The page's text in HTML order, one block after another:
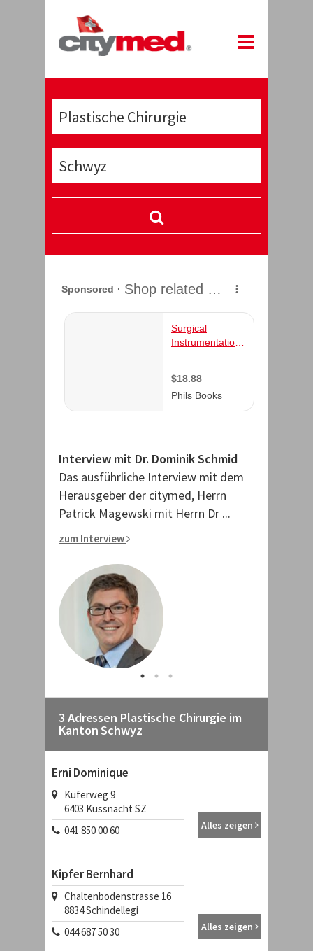
Interview mit Dr. Dominik Schmid
Das ausführliche Interview mit dem
Herausgeber der citymed, Herrn
Patrick Magewski mit Herrn Dr ...
zum Interview
3 Adressen Plastische Chirurgie im
Kanton Schwyz
Erni Dominique
Küferweg 9
6403 Küssnacht SZ
041 850 00 60
Alles zeigen
Kipfer Bernhard
Chaltenbodenstrasse 16
8834Schindellegi
044 687 50 30
Alles zeigen